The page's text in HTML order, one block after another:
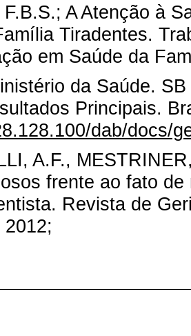
A Atenção à
Tiradentes.
em Saúde da
da Saúde.
Principais.
dab/docs/
A.F.,
frente ao fato
Revista de